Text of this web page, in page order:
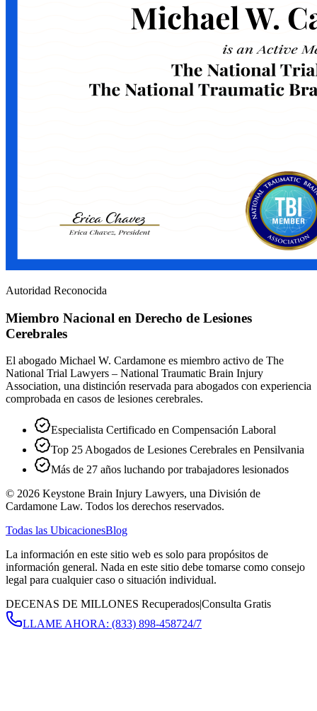
Autoridad Reconocida
Miembro Nacional en Derecho de Lesiones
Cerebrales
El abogado Michael W. Cardamone es miembro activo de The
National Trial Lawyers – National Traumatic Brain Injury
Association, una distinción reservada para abogados con experiencia
comprobada en casos de lesiones cerebrales.
Especialista Certificado en Compensación Laboral
Top 25 Abogados de Lesiones Cerebrales en Pensilvania
Más de 27 años luchando por trabajadores lesionados
© 2026 Keystone Brain Injury Lawyers, una División de
Cardamone Law. Todos los derechos reservados.
Todas las UbicacionesBlog
La información en este sitio web es solo para propósitos de
información general. Nada en este sitio debe tomarse como consejo
legal para cualquier caso o situación individual.
DECENAS DE MILLONES Recuperados|Consulta Gratis
LLAME AHORA: (833) 898-458724/7